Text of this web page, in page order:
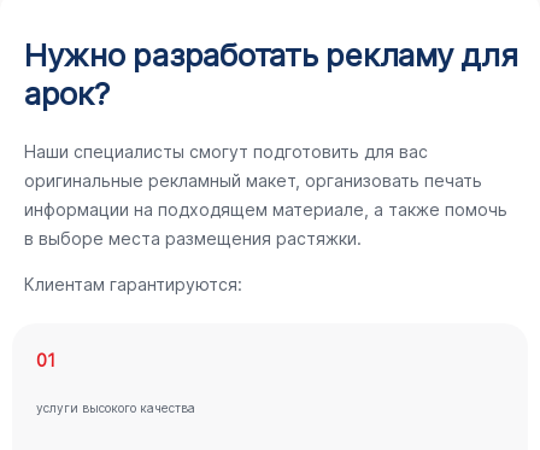
Нужно разработать рекламу для
арок?
Наши специалисты смогут подготовить для вас
оригинальные рекламный макет, организовать печать
информации на подходящем материале, а также помочь
в выборе места размещения растяжки.
Клиентам гарантируются:
01
услуги высокого качества